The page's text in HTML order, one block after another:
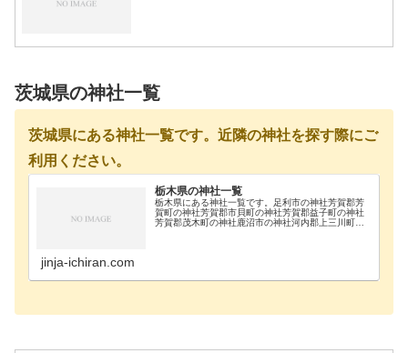
茨城県の神社一覧
茨城県にある神社一覧です。近隣の神社を探す際にご
利用ください。
栃木県の神社一覧
栃木県にある神社一覧です。足利市の神社芳賀郡芳
賀町の神社芳賀郡市貝町の神社芳賀郡益子町の神社
芳賀郡茂木町の神社鹿沼市の神社河内郡上三川町の
jinja-ichiran.com